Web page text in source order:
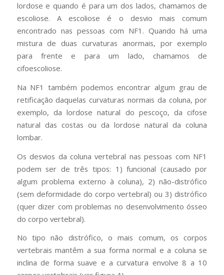
lordose e quando é para um dos lados, chamamos de
escoliose. A escoliose é o desvio mais comum
encontrado nas pessoas com NF1. Quando há uma
mistura de duas curvaturas anormais, por exemplo
para frente e para um lado, chamamos de
cifoescoliose.
Na NF1 também podemos encontrar algum grau de
retificação daquelas curvaturas normais da coluna, por
exemplo, da lordose natural do pescoço, da cifose
natural das costas ou da lordose natural da coluna
lombar.
Os desvios da coluna vertebral nas pessoas com NF1
podem ser de três tipos: 1) funcional (causado por
algum problema externo à coluna), 2) não-distrófico
(sem deformidade do corpo vertebral) ou 3) distrófico
(quer dizer com problemas no desenvolvimento ósseo
do corpo vertebral).
No tipo não distrófico, o mais comum, os corpos
vertebrais mantêm a sua forma normal e a coluna se
inclina de forma suave e a curvatura envolve 8 a 10